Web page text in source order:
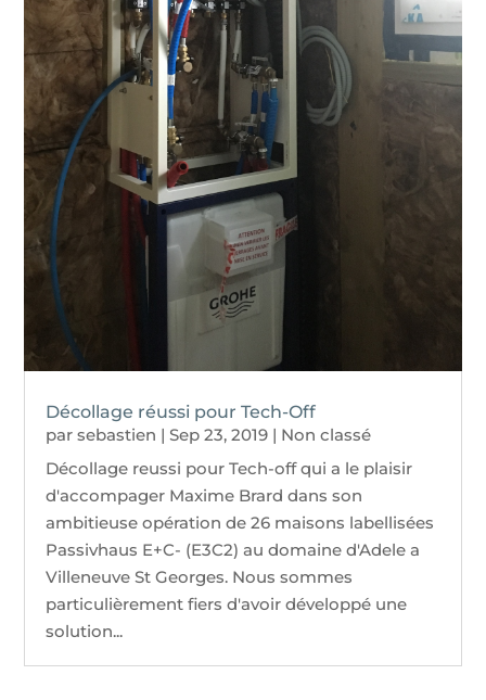
Décollage réussi pour Tech-Off
parsebastien |Sep 23, 2019 | Non classé
Décollage reussi pour Tech-off qui a le plaisir
d'accompager Maxime Brard dans son
ambitieuse opération de 26 maisons labellisées
Passivhaus E+C- (E3C2) au domaine d'Adele a
Villeneuve St Georges. Nous sommes
particulièrement fiers d'avoir développé une
solution...